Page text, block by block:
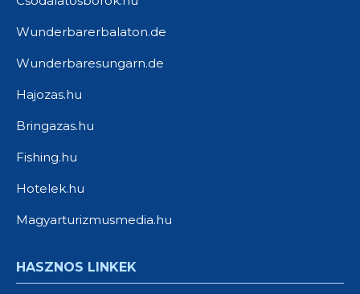
Wunderbarerbalaton.de
Wunderbaresungarn.de
Hajozas.hu
Bringazas.hu
Fishing.hu
Hotelek.hu
Magyarturizmusmedia.hu
HASZNOS LINKEK